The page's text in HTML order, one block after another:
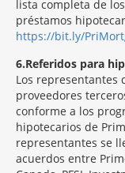
lista completa de
préstamos
https://bit.ly/
6 Referidos para
Los representantes
proveedores
conforme a los
hipotecarios de
representantes se
acuerdos entre